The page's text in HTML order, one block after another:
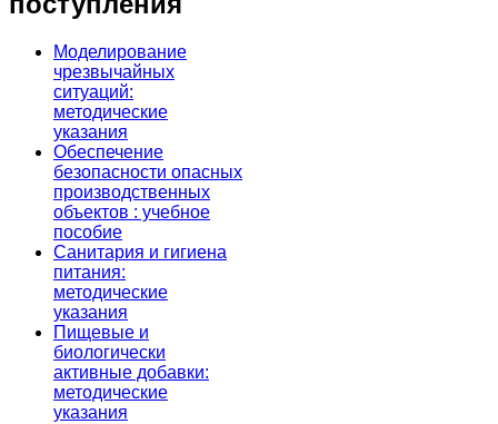
Моделирование
чрезвычайных
ситуаций:
методические
указания
Обеспечение
безопасности опасных
производственных
объектов : учебное
пособие
Санитария и гигиена
питания:
методические
указания
Пищевые и
биологически
активные добавки:
методические
указания